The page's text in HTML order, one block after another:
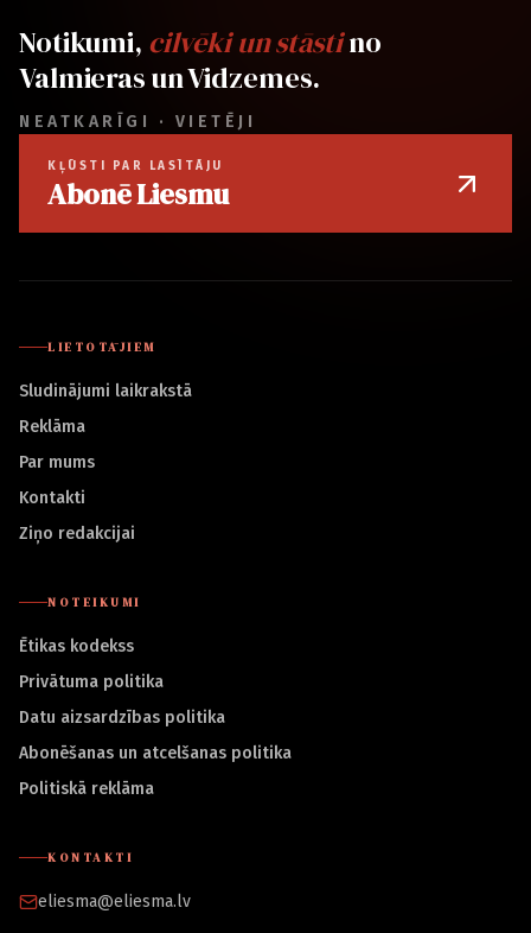
Notikumi, cilvēki un stāstino
Valmieras un Vidzemes.
NEATKARĪGI · VIETĒJI
KĻŪSTI PAR LASĪTĀJU
Abonē Liesmu
LIETOTĀJIEM
Sludinājumi laikrakstā
Reklāma
Par mums
Kontakti
Ziņo redakcijai
NOTEIKUMI
Ētikas kodekss
Privātuma politika
Datu aizsardzības politika
Abonēšanas un atcelšanas politika
Politiskā reklāma
KONTAKTI
eliesma@eliesma.lv